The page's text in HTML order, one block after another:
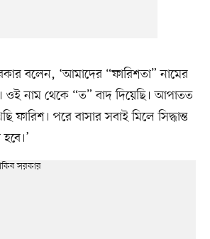
বলেন, ‘আমাদের “ফারিশতা” নামের
ওই নাম থেকে “ত” বাদ দিয়েছি। আপাতত
ফারিশ। পরে বাসার সবাই মিলে সিদ্ধান্ত